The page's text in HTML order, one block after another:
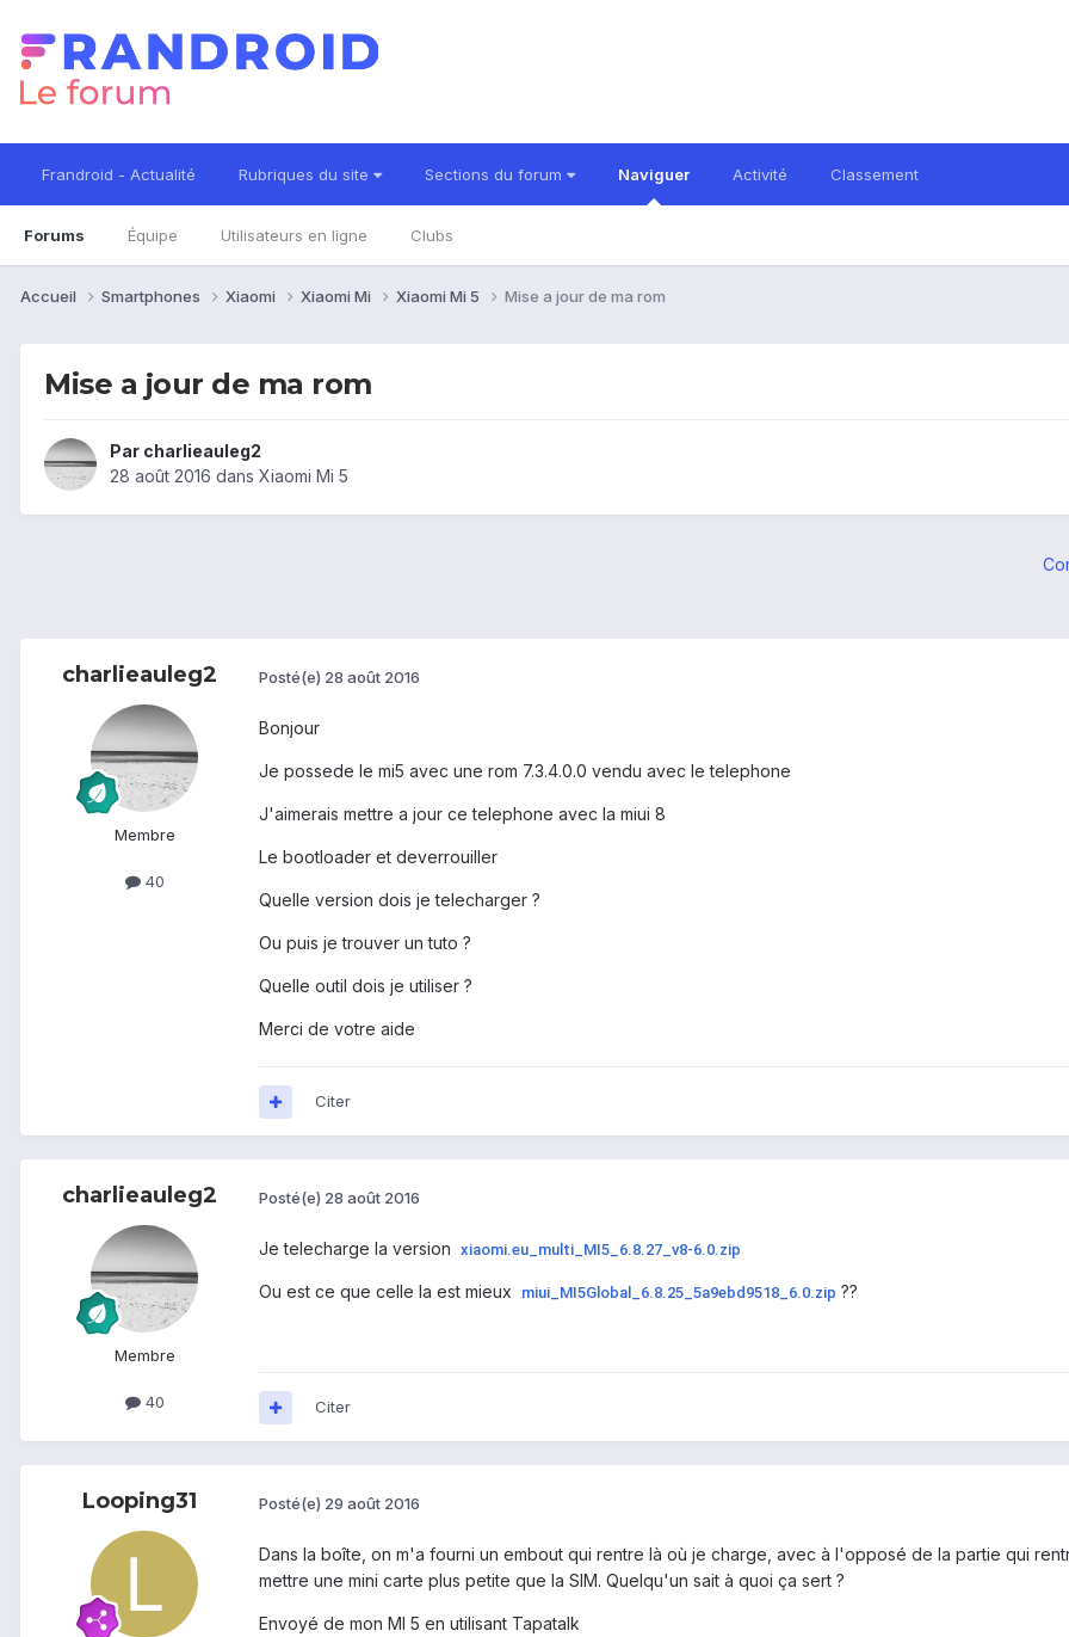
Frandroid - Actualité Rubriques du site Sections du forum Naviguer
Forums Équipe Utilisateurs en ligne Clubs
Activité Classement
Accueil Smartphones Xiaomi Xiaomi Mi Xiaomi Mi 5 Mise a jour de ma rom
Mise a jour de ma rom
Par charlieauleg2
28 août 2016 dans Xiaomi Mi 5
charlieauleg2
Membre
40
Posté(e) 28 août 2016
Bonjour
Je possede le mi5 avec une rom 7.3.4.0.0 vendu avec le telephone
J'aimerais mettre a jour ce telephone avec la miui 8
Le bootloader et deverrouiller
Quelle version dois je telecharger ?
Ou puis je trouver un tuto ?
Quelle outil dois je utiliser ?
Merci de votre aide
Citer
charlieauleg2
Membre
40
Posté(e) 28 août 2016
Je telecharge la version xiaomi.eu_multi_MI5_6.8.27_v8-6.0.zip
Ou est ce que celle la est mieux miui_MI5Global_6.8.25_5a9ebd9518_6.0.zip ??
Citer
Looping31 Posté(e) 29 août 2016
Dans la boîte, on m'a fourni un embout qui rentre là où je charge, avec à l'opposé de la partie qui
mettre une mini carte plus petite que la SIM. Quelqu'un sait à quoi ça sert ?
Envoyé de mon MI 5 en utilisant Tapatalk